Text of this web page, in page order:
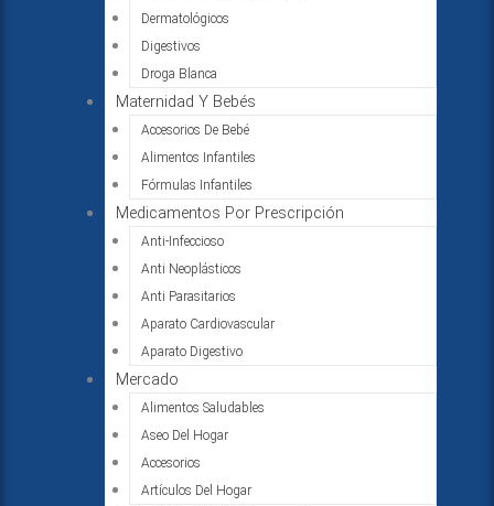
Dermatológicos
Digestivos
Droga Blanca
Maternidad Y Bebés
Accesorios De Bebé
Alimentos Infantiles
Fórmulas Infantiles
Medicamentos Por Prescripción
Anti-Infeccioso
Anti Neoplásticos
Anti Parasitarios
Aparato Cardiovascular
Aparato Digestivo
Mercado
Alimentos Saludables
Aseo Del Hogar
Accesorios
Artículos Del Hogar